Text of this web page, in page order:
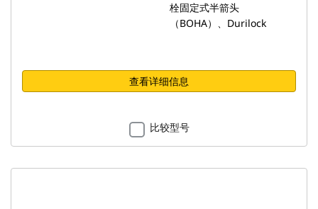
栓固定式半箭头
（BOHA）、Durilock
查看详细信息
比较型号